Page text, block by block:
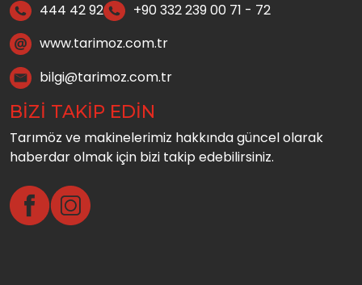
444 42 92
+90 332 239 00 71 - 72
www.tarimoz.com.tr
bilgi@tarimoz.com.tr
BİZİ TAKİP EDİN
Tarımöz ve makinelerimiz hakkında güncel olarak
haberdar olmak için bizi takip edebilirsiniz.